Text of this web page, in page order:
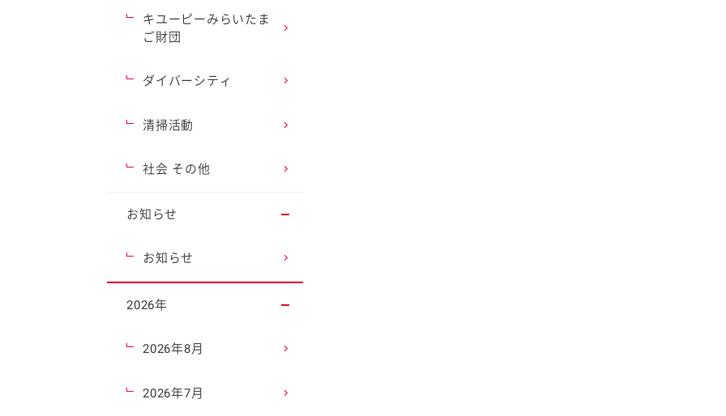
キユーピーみらいたま
ご財団
ダイバーシティ
清掃活動
社会 その他
お知らせ
お知らせ
2026年
2026年8月
2026年7月